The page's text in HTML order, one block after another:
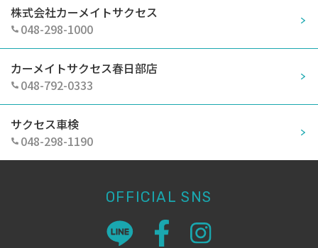
株式会社カーメイトサクセス
048-298-1000
カーメイトサクセス春日部店
048-792-0333
サクセス車検
048-298-1190
OFFICIAL SNS